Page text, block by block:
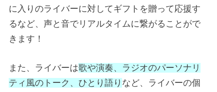
に入りのライバーに対してギフトを贈って応援す
るなど、声と音でリアルタイムに繋がることがで
きます！
また、ライバーは歌や演奏、ラジオのパーソナリ
ティ風のトーク、ひとり語り など、ライバーの個